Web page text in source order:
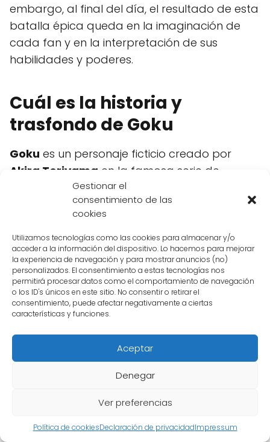
Gestionar el
consentimiento de las
cookies
Utilizamos tecnologías como las cookies para almacenar y/o
acceder a la información del dispositivo. Lo hacemos para mejorar
la experiencia de navegación y para mostrar anuncios (no)
personalizados. El consentimiento a estas tecnologías nos
permitirá procesar datos como el comportamiento de navegación
o los ID's únicos en este sitio. No consentir o retirar el
consentimiento, puede afectar negativamente a ciertas
características y funciones.
Aceptar
Denegar
Ver preferencias
Política de cookiesDeclaración de privacidadImpressum
embargo, al final del día, el resultado de esta
batalla épica queda en la imaginación de
cada fan y en la interpretación de sus
habilidades y poderes.
Cuál es la historia y
trasfondo de Goku
Goku es un personaje ficticio creado por
Akira Toriyama en la famosa serie de
manga y anime "Dragon Ball". Es conocido
por ser un poderoso guerrero Saiyajin y el
protagonista principal de la historia. Su
historia comienza cuando llega a la Tierra
siendo un bebé y es criado como un humano
común por su abuelo adoptivo, Gohan.
A medida que crece, Goku descubre su
verdadero origen y su linaje Saiyajin, lo que le
otorga habilidades y poderes sobrehumanos.
A lo largo de la serie, Goku se convierte en
universo, superando desafíos y enemigos
cada vez más fuertes.
Goku es conocido por suvalentía, suespíritu